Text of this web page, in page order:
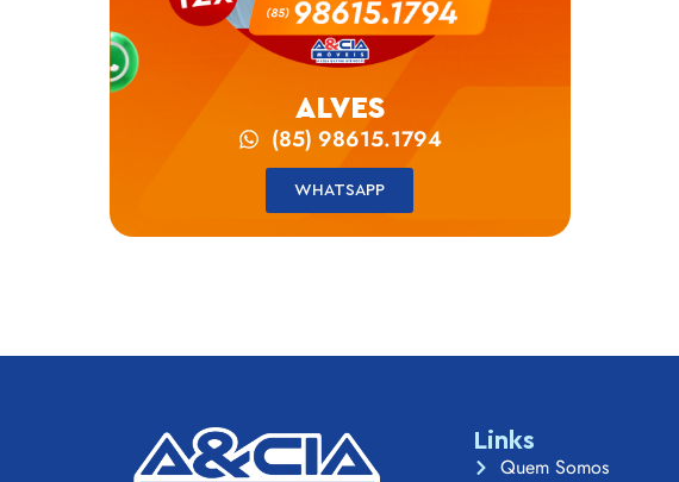
ALVES
(85) 98615.1794
WHATSAPP
Links
Quem Somos